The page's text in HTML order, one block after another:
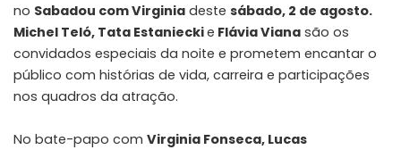
no Sabadou com Virginia deste sábado, 2 de agosto.
Michel Teló, Tata Estanieckie Flávia Viana são os
convidados especiais da noite e prometem encantar o
público com histórias de vida, carreira e participações
nos quadros da atração.
No bate-papo com Virginia Fonseca, Lucas